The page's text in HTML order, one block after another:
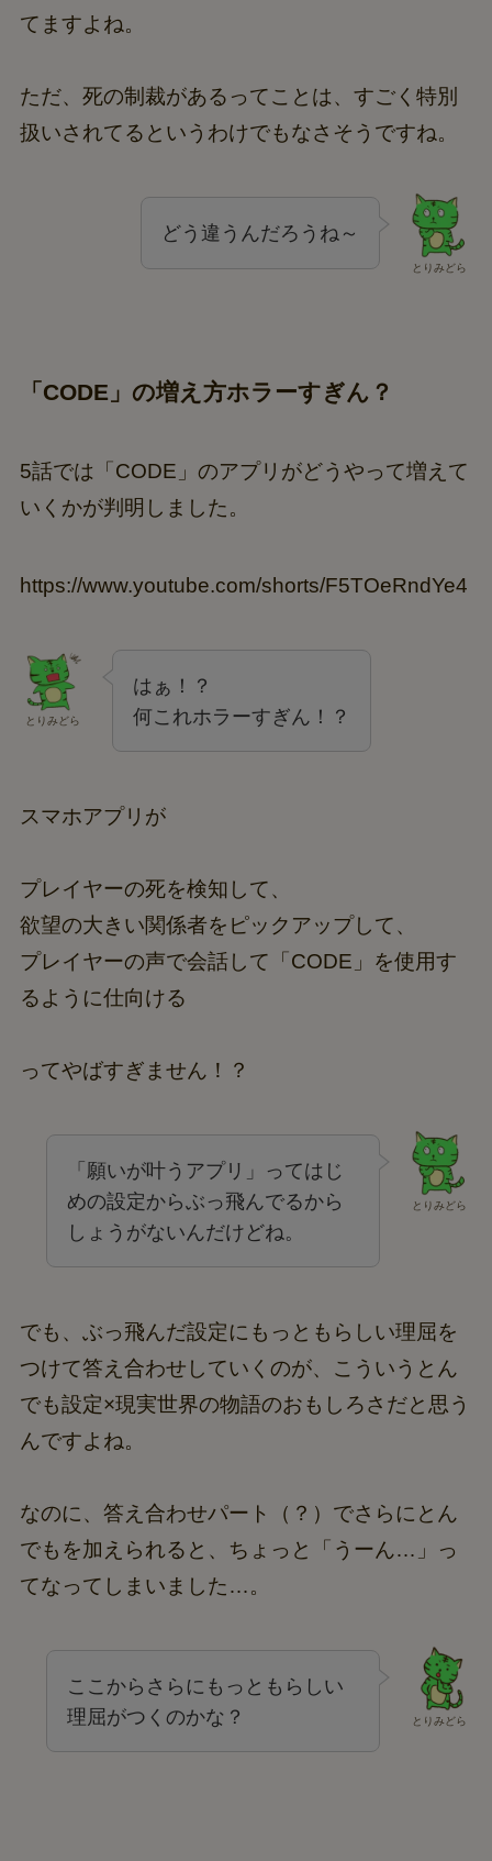
てますよね。
ただ、死の制裁があるってことは、すごく特別
扱いされてるというわけでもなさそうですね。
とりみどら
どう違うんだろうね～
「CODE」の増え方ホラーすぎん？
5話では「CODE」のアプリがどうやって増えて
いくかが判明しました。
https://www.youtube.com/shorts/F5TOeRndYe4
とりみどら
はぁ！？
何これホラーすぎん！？
スマホアプリが
プレイヤーの死を検知して、
欲望の大きい関係者をピックアップして、
プレイヤーの声で会話して「CODE」を使用す
るように仕向ける
ってやばすぎません！？
とりみどら
「願いが叶うアプリ」ってはじ
めの設定からぶっ飛んでるから
しょうがないんだけどね。
でも、ぶっ飛んだ設定にもっともらしい理屈を
つけて答え合わせしていくのが、こういうとん
でも設定×現実世界の物語のおもしろさだと思う
んですよね。
なのに、答え合わせパート（？）でさらにとん
でもを加えられると、ちょっと「うーん…」っ
てなってしまいました…。
とりみどら
ここからさらにもっともらしい
理屈がつくのかな？